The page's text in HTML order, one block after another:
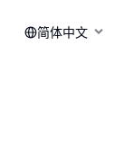
简体中文